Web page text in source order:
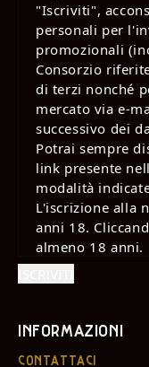
"Iscriviti",
personali per
promozionali
Consorzio
di terzi nonché
mercato via e-
successivo dei
Potrai sempre
link presente
modalità
L'iscrizione alla
anni 18.
almeno 18 anni.
INFORMAZIONI
CONTATTACI